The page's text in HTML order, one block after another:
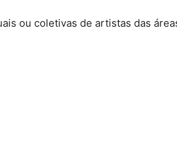
ou coletivas de artistas das